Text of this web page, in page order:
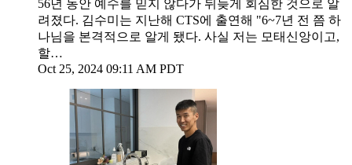
56년 동안 예수를 믿지 않다가 뒤늦게 회심한 것으로 알
려졌다. 김수미는 지난해 CTS에 출연해 "6~7년 전 쯤 하
나님을 본격적으로 알게 됐다. 사실 저는 모태신앙이고,
할…
Oct 25, 2024 09:11 AM PDT